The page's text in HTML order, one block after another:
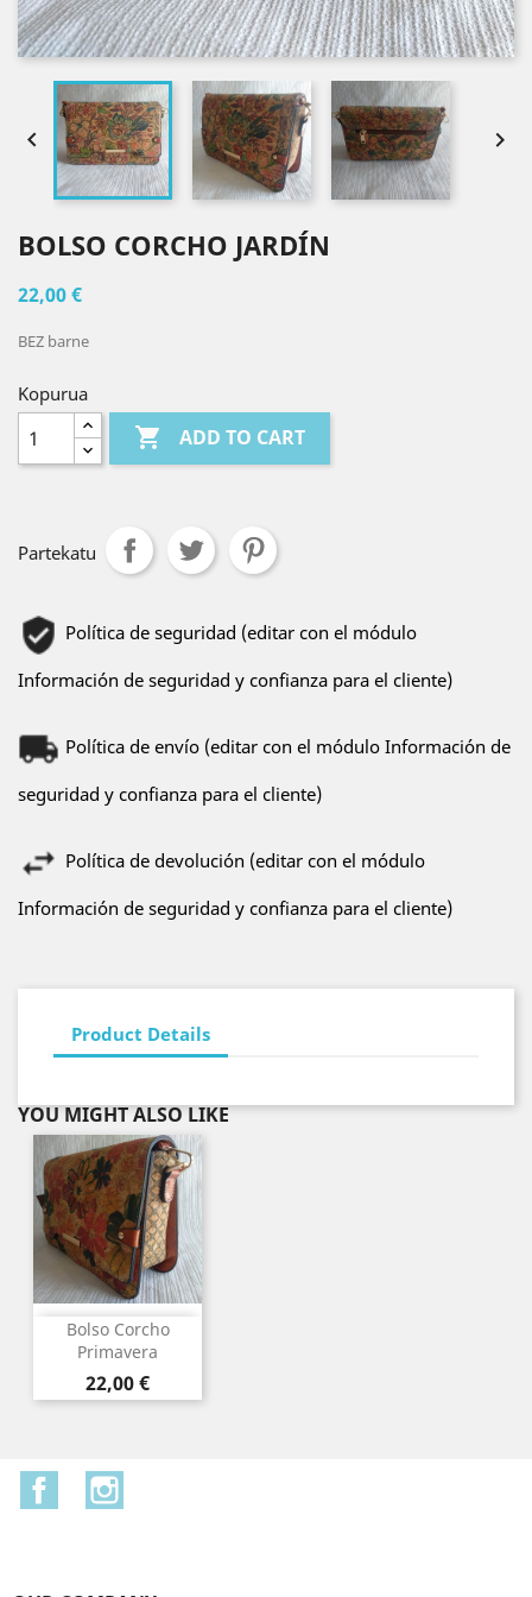
 
BOLSO CORCHO JARDÍN
22,00 €
BEZ barne
Kopurua
 ADD TO CART
Partekatu
Política de seguridad (editar con el módulo
Información de seguridad y confianza para el cliente)
Política de envío (editar con el módulo Información de
seguridad y confianza para el cliente)
Política de devolución (editar con el módulo
Información de seguridad y confianza para el cliente)
Product Details
YOU MIGHT ALSO LIKE
Bolso Corcho
Primavera
Price
22,00 €
Facebook